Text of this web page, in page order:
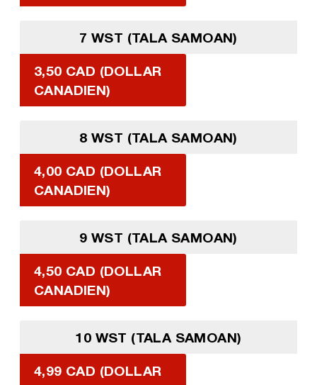
7 WST (TALA SAMOAN)
3,50 CAD (DOLLAR
CANADIEN)
8 WST (TALA SAMOAN)
4,00 CAD (DOLLAR
CANADIEN)
9 WST (TALA SAMOAN)
4,50 CAD (DOLLAR
CANADIEN)
10 WST (TALA SAMOAN)
4,99 CAD (DOLLAR